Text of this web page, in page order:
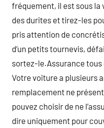
fréquement, il est sous
des durites et tirez-les
pris attention de
d’un petits tournevis,
sortez-le.Assurance tous
Votre voiture a plusieurs
remplacement ne
pouvez choisir de ne
dire uniquement pour